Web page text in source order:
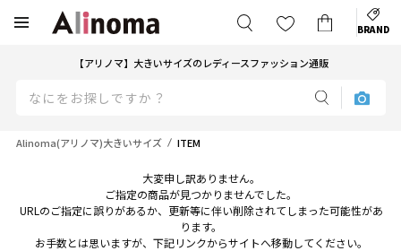
BRAND
【アリノマ】大きいサイズのレディースファッション通販
Alinoma(アリノマ)大きいサイズ ITEM
大変申し訳ありません。
ご指定の商品が見つかりませんでした。
URLのご指定に誤りがあるか、更新等に伴い削除されてしまった可能性があ
ります。
お手数とは思いますが、下記リンクからサイトへ移動してください。